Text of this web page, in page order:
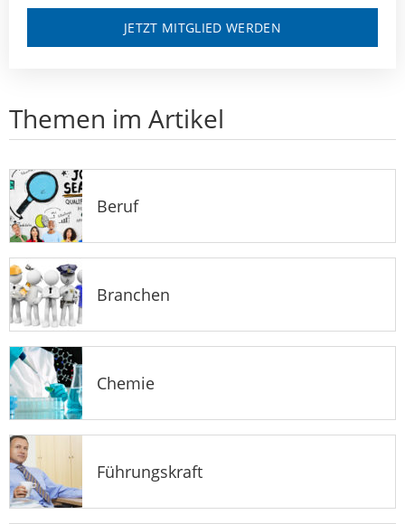
JETZT MITGLIED WERDEN
Themen im Artikel
Beruf
Branchen
Chemie
Führungskraft